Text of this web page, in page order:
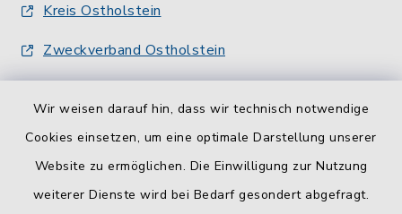
Wir weisen darauf hin, dass wir technisch notwendige
Cookies einsetzen, um eine optimale Darstellung unserer
Website zu ermöglichen. Die Einwilligung zur Nutzung
weiterer Dienste wird bei Bedarf gesondert abgefragt.
Kreis Ostholstein
Zweckverband Ostholstein